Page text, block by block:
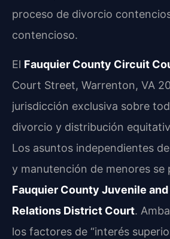
proceso de divorcio
contencioso.
El Fauquier County Circuit
Court Street, Warrenton, VA
jurisdicción exclusiva sobre
divorcio y distribución
Los asuntos independientes
y manutención de menores se
Fauquier County Juvenile
Relations District Court.
los factores de “interés